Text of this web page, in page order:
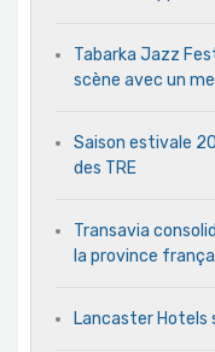
Tabarka Jazz
scène avec un
Saison estivale
des TRE
Transavia
la province
Lancaster Hotels